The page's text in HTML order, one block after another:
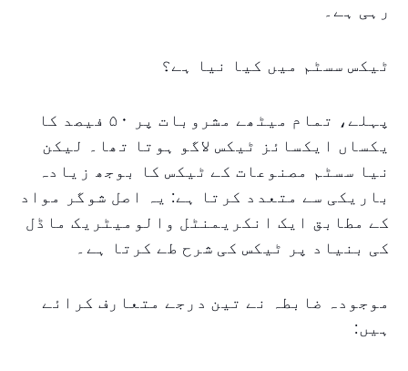
رہی ہے۔
ٹیکس سسٹم میں کیا نیا ہے؟
پہلے، تمام میٹھے مشروبات پر ۵۰ فیصد کا
یکساں ایکسائز ٹیکس لاگو ہوتا تھا۔ لیکن
نیا سسٹم مصنوعات کے ٹیکس کا بوجھ زیادہ
باریکی سے متعدد کرتا ہے: یہ اصل شوگر مواد
کے مطابق ایک انکریمنٹل والومیٹریک ماڈل
کی بنیاد پر ٹیکس کی شرح طے کرتا ہے۔
موجودہ ضابطہ نے تین درجے متعارف کرائے
ہیں: